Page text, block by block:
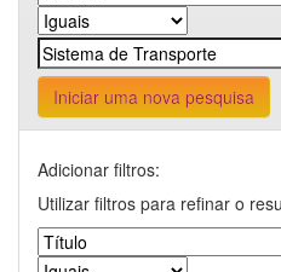
Iniciar uma nova pesquisa
Adicionar filtros:
Utilizar filtros para refinar o